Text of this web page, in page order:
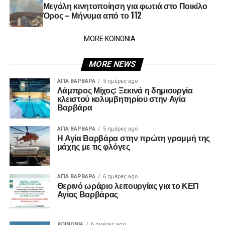
Μεγάλη κινητοποίηση για φωτιά στο Ποικίλο
Όρος – Μήνυμα από το 112
MORE ΚΟΙΝΩΝΙΑ
MORE NEWS
ΑΓΙΑ ΒΑΡΒΑΡΑ 5 ημέρες ago
Λάμπρος Μίχος: Ξεκινά η δημιουργία
κλειστού κολυμβητηρίου στην Αγία
Βαρβάρα
ΑΓΙΑ ΒΑΡΒΑΡΑ 5 ημέρες ago
Η Αγία Βαρβάρα στην πρώτη γραμμή της
μάχης με τις φλόγες
ΑΓΙΑ ΒΑΡΒΑΡΑ 6 ημέρες ago
Θερινό ωράριο λειτουργίας για το ΚΕΠ
Αγίας Βαρβάρας